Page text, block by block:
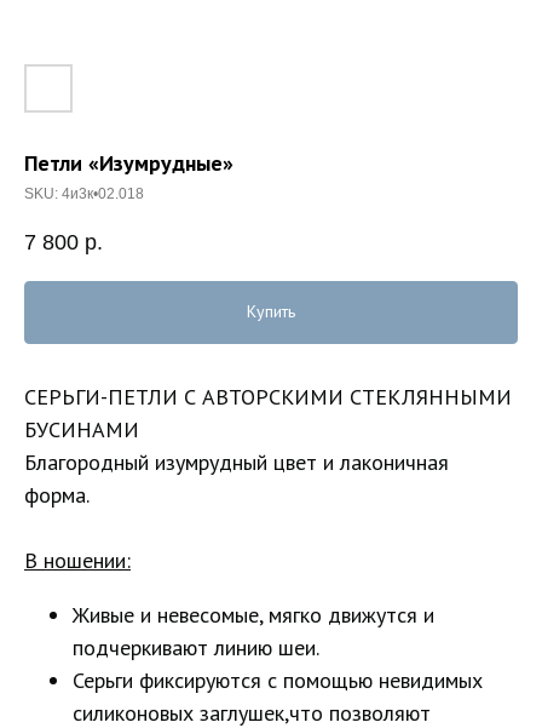
Петли «Изумрудные»
SKU: 4и3к•02.018
7 800 р.
Купить
СЕРЬГИ-ПЕТЛИ С АВТОРСКИМИ СТЕКЛЯННЫМИ
БУСИНАМИ
Благородный изумрудный цвет и лаконичная
форма.
В ношении:
Живые и невесомые, мягко движутся и
подчеркивают линию шеи.
Серьги фиксируются с помощью невидимых
силиконовых заглушек,что позволяют